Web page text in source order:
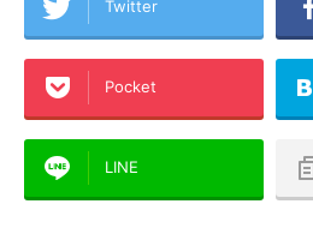
Twitter
Pocket
LINE